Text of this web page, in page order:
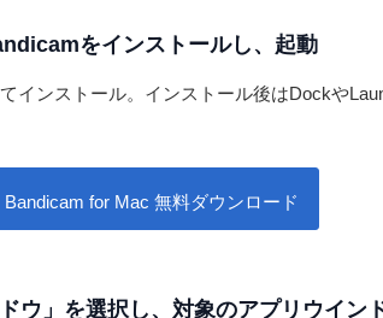
をインストールし、起動
インストール。インストール後はDockや
Bandicam for Mac 無料ダウンロード
ウ」を選択し、対象のアプリウイン